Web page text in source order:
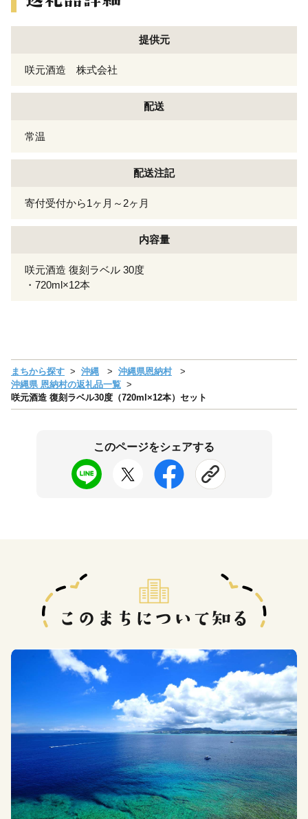
提供元
咲元酒造 株式会社
配送
常温
配送注記
寄付受付から1ヶ月～2ヶ月
内容量
咲元酒造 復刻ラベル 30度
・720ml×12本
まちから探す 沖縄
沖縄県恩納村
沖縄県 恩納村の返礼品一覧
咲元酒造 復刻ラベル30度（720ml×12本）セット
このページをシェアする